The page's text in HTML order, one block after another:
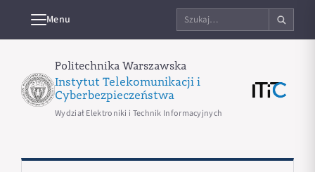
Menu
Szukaj
na
stronie
Politechnika Warszawska
Instytut Telekomunikacji i
Cyberbezpieczeństwa
Wydział Elektroniki i Technik Informacyjnych